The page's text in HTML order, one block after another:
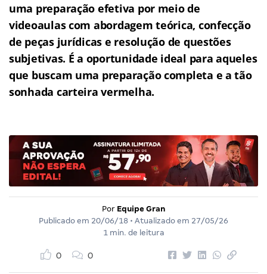
uma preparação efetiva por meio de
videoaulas com abordagem teórica, confecção
de peças jurídicas e resolução de questões
subjetivas. É a oportunidade ideal para aqueles
que buscam uma preparação completa e a tão
sonhada carteira vermelha.
Por Equipe Gran
Publicado em 20/06/18 • Atualizado em 27/05/26
1 min. de leitura
0 0